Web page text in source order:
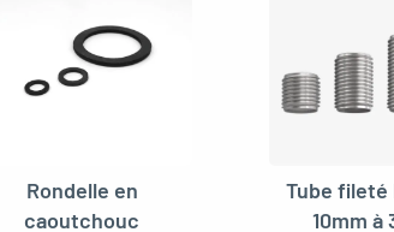
Rondelle en
caoutchouc
Tube fileté
10mm à